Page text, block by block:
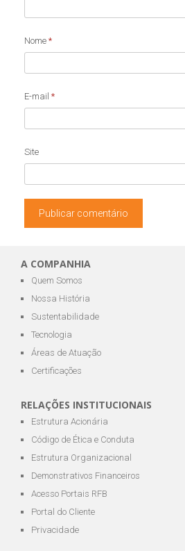
Nome *
E-mail *
Site
A COMPANHIA
Quem Somos
Nossa História
Sustentabilidade
Tecnologia
Áreas de Atuação
Certificações
RELAÇÕES INSTITUCIONAIS
Estrutura Acionária
Código de Ética e Conduta
Estrutura Organizacional
Demonstrativos Financeiros
Acesso Portais RFB
Portal do Cliente
Privacidade